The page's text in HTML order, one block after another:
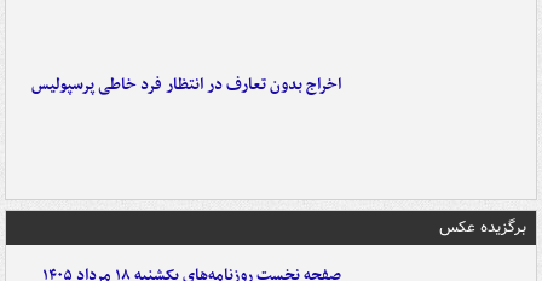
اخراج بدون تعارف در انتظار فرد خاطی پرسپولیس
برگزیده عکس